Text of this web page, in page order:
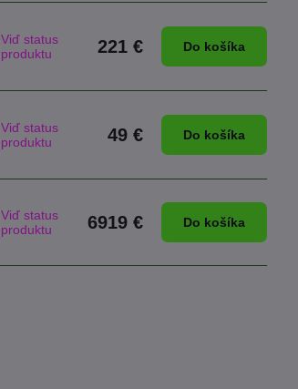
Viď status
produktu
221 € Do košíka
Viď status
produktu
49 € Do košíka
Viď status
produktu
6919 € Do košíka